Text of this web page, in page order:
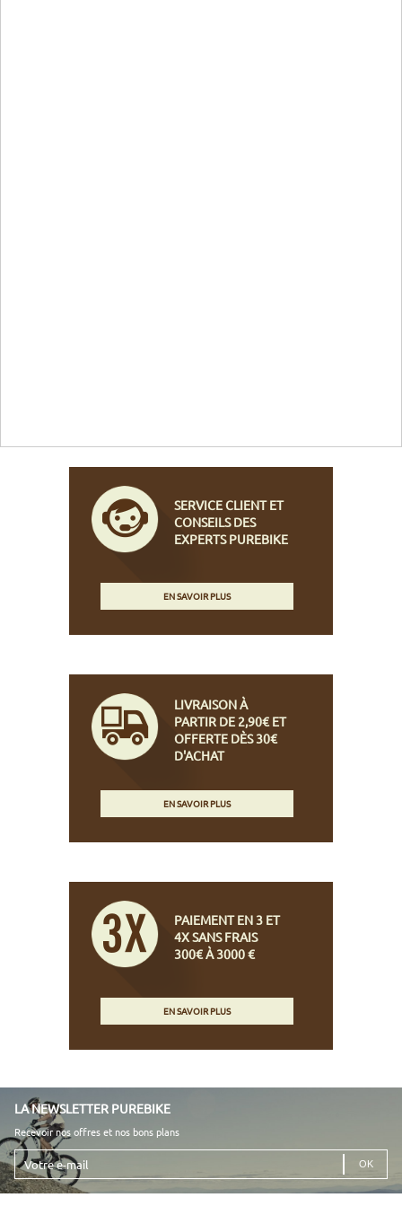
SERVICE CLIENT ET
CONSEILS DES
EXPERTS PUREBIKE
EN SAVOIR PLUS
LIVRAISON À
PARTIR DE 2,90€ ET
OFFERTE DÈS 30€
D'ACHAT
EN SAVOIR PLUS
PAIEMENT EN 3 ET
4X SANS FRAIS
300€ À 3000 €
EN SAVOIR PLUS
LA NEWSLETTER PUREBIKE
Recevoir nos offres et nos bons plans
Votre
e-
mail